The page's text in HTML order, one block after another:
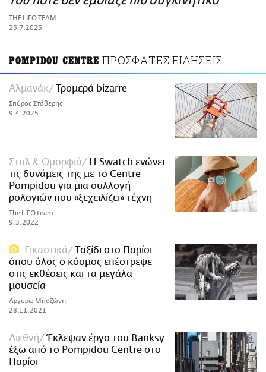
ΑΜΠΑ
PRINT
THE LIFO TEAM
25.7.2025
POMPIDOU CENTRE ΠΡΟΣΦΑΤΕΣ ΕΙΔΗΣΕΙΣ
Αλμανάκ Τρομερά bizarre
Σπύρος Στάβερης
9.4.2025
Στυλ & Ομορφιά
Η Swatch ενώνει
τις δυνάμεις της με το Centre
Pompidou για μια συλλογή
ρολογιών που «ξεχειλίζει» τέχνη
The LiFO team
9.3.2022
Εικαστικά
Tαξίδι στο Παρίσι
όπου όλος ο κόσμος επέστρεψε
στις εκθέσεις και τα μεγάλα
μουσεία
Αργυρώ Μποζώνη
28.11.2021
Διεθνή
Έκλεψαν έργο του Banksy
έξω από το Pompidou Centre στο
Παρίσι